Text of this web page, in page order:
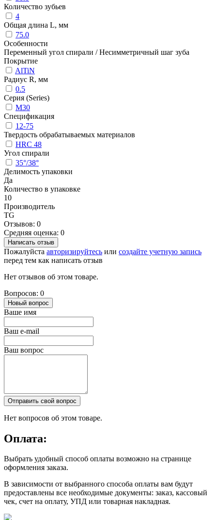
Количество зубьев
4
Общая длина L, мм
75.0
Особенности
Переменный угол спирали / Несимметричный шаг зуба
Покрытие
AlTiN
Радиус R, мм
0.5
Серия (Series)
M30
Спецификация
12-75
Твердость обрабатываемых материалов
HRC 48
Угол спирали
35°/38°
Делимость упаковки
Да
Количество в упаковке
10
Производитель
TG
Отзывов: 0
Средняя оценка: 0
Написать отзыв
Пожалуйста авторизируйтесь или создайте учетную запись
перед тем как написать отзыв
Нет отзывов об этом товаре.
Вопросов: 0
Новый вопрос
Ваше имя
Ваш e-mail
Ваш вопрос
Отправить свой вопрос
Нет вопросов об этом товаре.
Оплата:
Выбрать удобный способ оплаты возможно на странице
оформления заказа.
В зависимости от выбранного способа оплаты вам будут
предоставлены все необходимые документы: заказ, кассовый
чек, счет на оплату, УПД или товарная накладная.